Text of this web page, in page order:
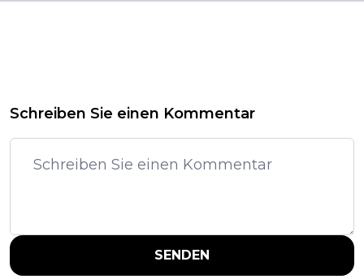
Schreiben Sie einen Kommentar
SENDEN